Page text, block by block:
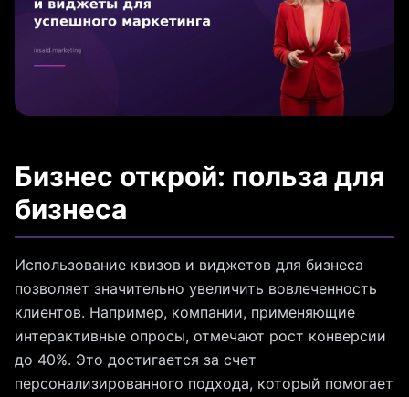
Бизнес открой: польза для
бизнеса
Использование квизов и виджетов для бизнеса
позволяет значительно увеличить вовлеченность
клиентов. Например, компании, применяющие
интерактивные опросы, отмечают рост конверсии
до 40%. Это достигается за счет
персонализированного подхода, который помогает